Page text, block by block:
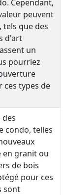
Cependant,
peuvent
tels que des
d'art
un
pourriez
types de
des
condo, telles
en granit ou
de bois
pour ces
sont